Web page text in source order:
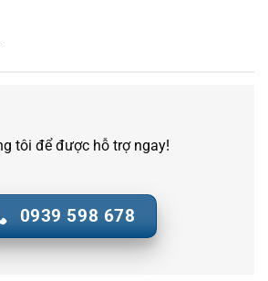
32 GB
tôi để được hỗ trợ ngay!
0939 598 678